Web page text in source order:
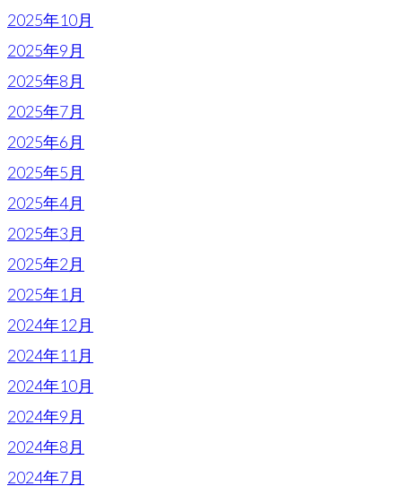
2025年10月
2025年9月
2025年8月
2025年7月
2025年6月
2025年5月
2025年4月
2025年3月
2025年2月
2025年1月
2024年12月
2024年11月
2024年10月
2024年9月
2024年8月
2024年7月